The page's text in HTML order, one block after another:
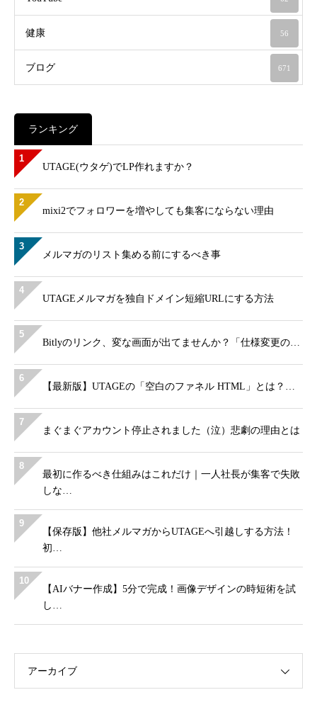
健康 56
ブログ 671
ランキング
1
UTAGE(ウタゲ)でLP作れますか？
2
mixi2でフォロワーを増やしても集客にならない理由
3
メルマガのリスト集める前にするべき事
4
UTAGEメルマガを独自ドメイン短縮URLにする方法
5
Bitlyのリンク、変な画面が出てませんか？「仕様変更の…
6
【最新版】UTAGEの「空白のファネル HTML」とは？…
7
まぐまぐアカウント停止されました（泣）悲劇の理由とは
8
最初に作るべき仕組みはこれだけ｜一人社長が集客で失敗
しな…
9
【保存版】他社メルマガからUTAGEへ引越しする方法！
初…
10
【AIバナー作成】5分で完成！画像デザインの時短術を試
し…
アーカイブ